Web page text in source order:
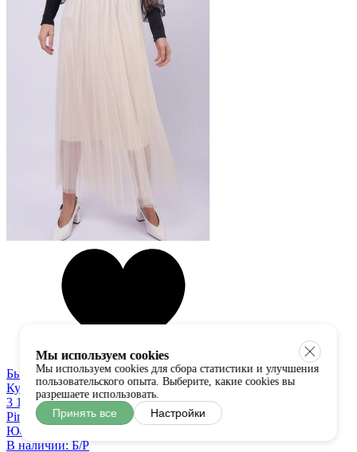
Быстрый просмотр
Купить в один клик
3 100 руб
Pink Black
Юбка
В наличии: Б/Р
Мы используем cookies
Мы используем cookies для сбора статистики и улучшения
пользовательского опыта. Выберите, какие cookies вы
разрешаете использовать.
Принять все Настройки